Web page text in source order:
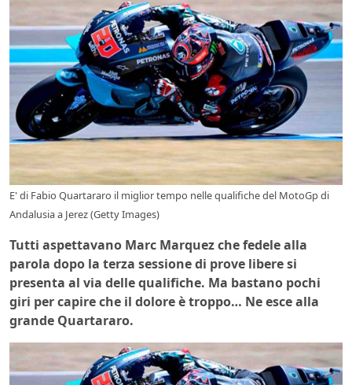
E' di Fabio Quartararo il miglior tempo nelle qualifiche del MotoGp di
Andalusia a Jerez (Getty Images)
Tutti aspettavano Marc Marquez che fedele alla
parola dopo la terza sessione di prove libere si
presenta al via delle qualifiche. Ma bastano pochi
giri per capire che il dolore è troppo… Ne esce alla
grande Quartararo.